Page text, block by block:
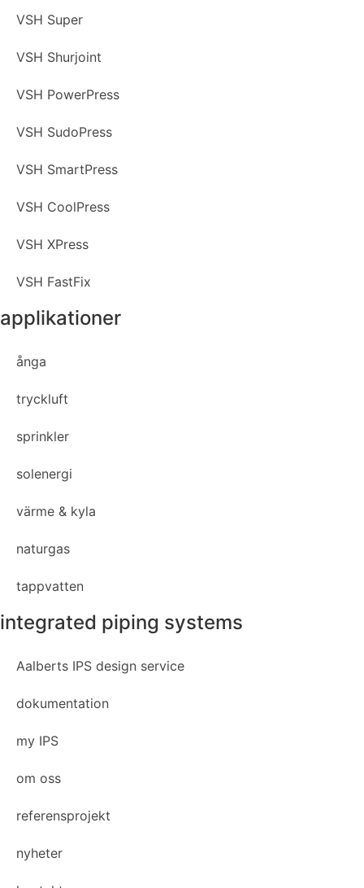
VSH Super
VSH Shurjoint
VSH PowerPress
VSH SudoPress
VSH SmartPress
VSH CoolPress
VSH XPress
VSH FastFix
applikationer
ånga
tryckluft
sprinkler
solenergi
värme & kyla
naturgas
tappvatten
integrated piping systems
Aalberts IPS design service
dokumentation
my IPS
om oss
referensprojekt
nyheter